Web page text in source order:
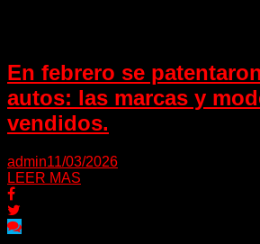
En febrero se
autos: las marcas y
vendidos.
admin11/03/2026
LEER MAS